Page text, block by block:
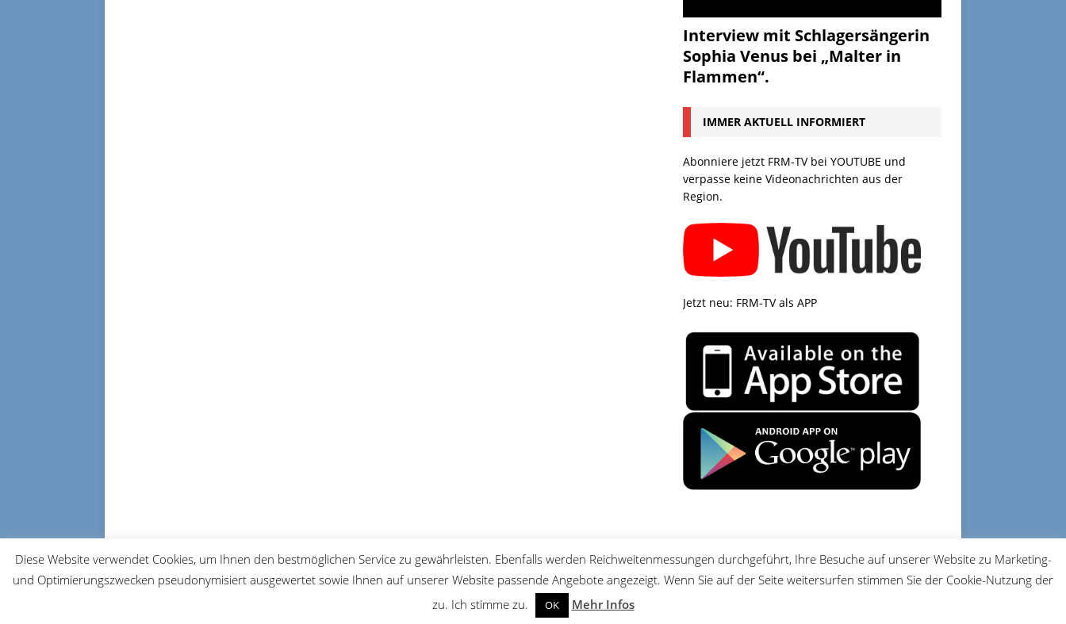
Interview mit Schlagersängerin
Sophia Venus bei „Malter in
Flammen“.
IMMER AKTUELL INFORMIERT
Abonniere jetzt FRM-TV bei YOUTUBE und
verpasse keine Videonachrichten aus der
Region.
Jetzt neu: FRM-TV als APP
DATENSCHUTZ IMPRESSUM
© 2026 FRM-TV
Diese Website verwendet Cookies, um Ihnen den bestmöglichen Service zu gewährleisten. Ebenfalls werden Reichweitenmessungen durchgeführt, Ihre Besuche auf unserer Website zu Marketing-
und Optimierungszwecken pseudonymisiert ausgewertet sowie Ihnen auf unserer Website passende Angebote angezeigt. Wenn Sie auf der Seite weitersurfen stimmen Sie der Cookie-Nutzung der
zu. Ich stimme zu.
OK Mehr Infos